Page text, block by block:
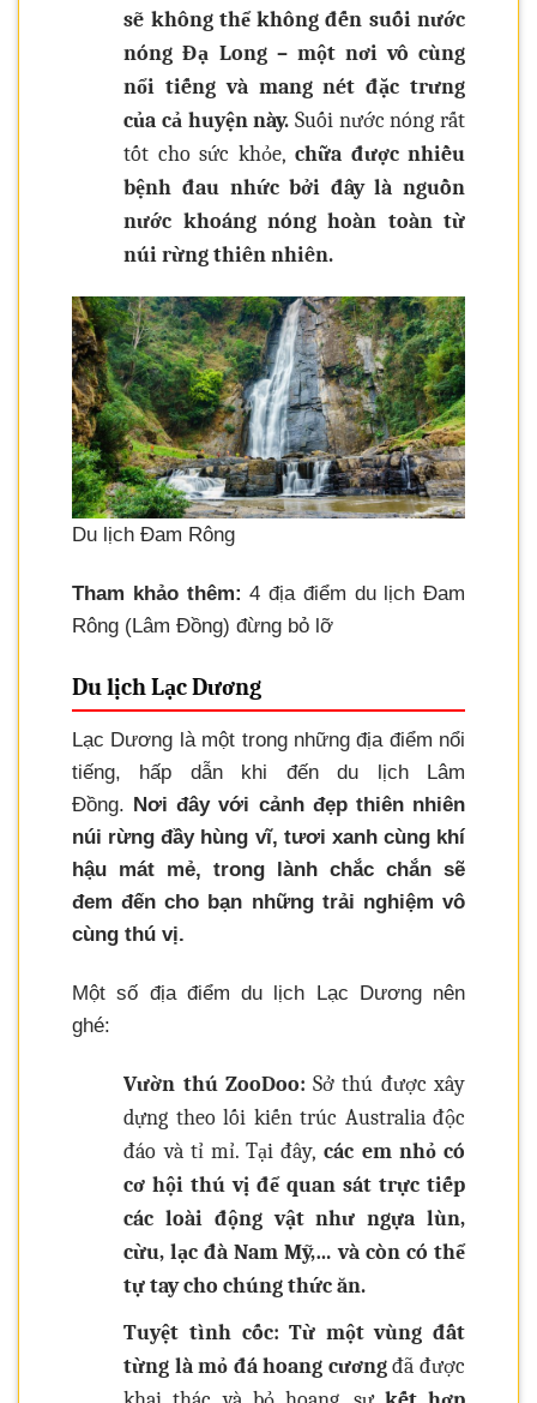
sẽ không thể không đến suối nước
nóng Đạ Long – một nơi vô cùng
nổi tiếng và mang nét đặc trưng
của cả huyện này. Suối nước nóng rất
tốt cho sức khỏe, chữa được nhiều
bệnh đau nhức bởi đây là nguồn
nước khoáng nóng hoàn toàn từ
núi rừng thiên nhiên.
Du lịch Đam Rông
Tham khảo thêm:4 địa điểm du lịch Đam
Rông (Lâm Đồng) đừng bỏ lỡ
Du lịch Lạc Dương
Lạc Dương là một trong những địa điểm nổi
tiếng, hấp dẫn khi đến du lịch Lâm
Đồng. Nơi đây với cảnh đẹp thiên nhiên
núi rừng đầy hùng vĩ, tươi xanh cùng khí
hậu mát mẻ, trong lành chắc chắn sẽ
đem đến cho bạn những trải nghiệm vô
cùng thú vị.
Một số địa điểm du lịch Lạc Dương nên
ghé:
Vườn thú ZooDoo:Sở thú được xây
dựng theo lối kiến trúc Australia độc
đáo và tỉ mỉ. Tại đây, các em nhỏ có
cơ hội thú vị để quan sát trực tiếp
các loài động vật như ngựa lùn,
cừu, lạc đà Nam Mỹ,… và còn có thể
tự tay cho chúng thức ăn.
Tuyệt tình cốc: Từ một vùng đất
từng là mỏ đá hoang cươngđã được